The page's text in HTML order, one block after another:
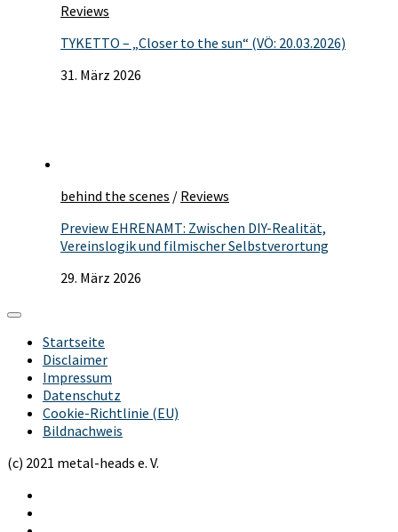
Reviews
TYKETTO – „Closer to the sun“ (VÖ: 20.03.2026)
31. März 2026
behind the scenes / Reviews
Preview EHRENAMT: Zwischen DIY-Realität,
Vereinslogik und filmischer Selbstverortung
29. März 2026
Startseite
Disclaimer
Impressum
Datenschutz
Cookie-Richtlinie (EU)
Bildnachweis
(c) 2021 metal-heads e. V.